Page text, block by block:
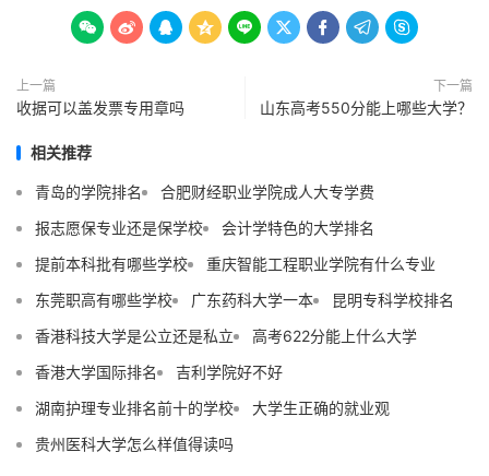
        
上一篇
收据可以盖发票专用章吗
下一篇
山东高考550分能上哪些大学？
相关推荐
青岛的学院排名
合肥财经职业学院成人大专学费
报志愿保专业还是保学校
会计学特色的大学排名
提前本科批有哪些学校
重庆智能工程职业学院有什么专业
东莞职高有哪些学校
广东药科大学一本
昆明专科学校排名
香港科技大学是公立还是私立
高考622分能上什么大学
香港大学国际排名
吉利学院好不好
湖南护理专业排名前十的学校
大学生正确的就业观
贵州医科大学怎么样值得读吗